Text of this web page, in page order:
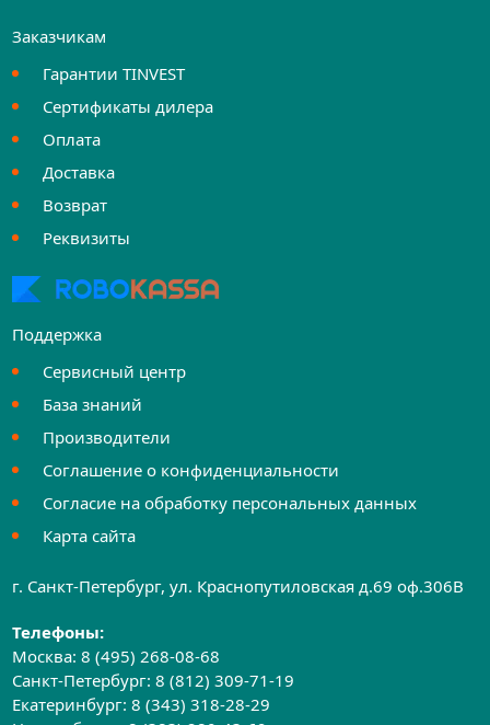
Заказчикам
Гарантии TINVEST
Сертификаты дилера
Оплата
Доставка
Возврат
Реквизиты
Поддержка
Сервисный центр
База знаний
Производители
Соглашение о конфиденциальности
Согласие на обработку персональных данных
Карта сайта
г. Санкт-Петербург, ул. Краснопутиловская д.69 оф.306B
Телефоны:
Москва:8 (495) 268-08-68
Санкт-Петербург:8 (812) 309-71-19
Екатеринбург:8 (343) 318-28-29